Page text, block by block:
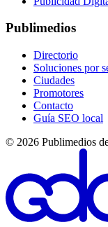
Publimedios
Directorio
Soluciones por
Ciudades
Promotores
Contacto
Guía SEO local
© 2026 Publimedios